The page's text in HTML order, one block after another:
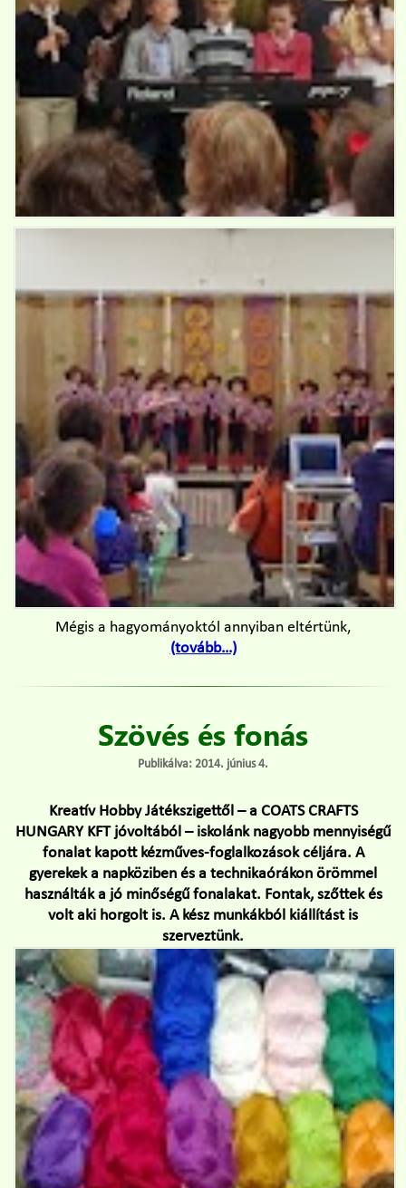
Mégis a hagyományoktól annyiban eltértünk,
(tovább…)
Szövés és fonás
Publikálva: 2014. június 4.
Kreatív Hobby Játékszigettől – a COATS CRAFTS
HUNGARY KFT jóvoltából – iskolánk nagyobb mennyiségű
fonalat kapott kézműves-foglalkozások céljára. A
gyerekek a napköziben és a technikaórákon örömmel
használták a jó minőségű fonalakat. Fontak, szőttek és
volt aki horgolt is. A kész munkákból kiállítást is
szerveztünk.